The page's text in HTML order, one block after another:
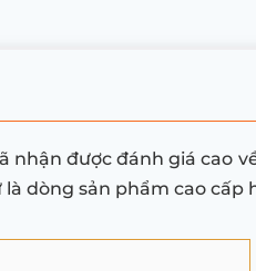
nhận được đánh giá cao
là dòng sản phẩm cao